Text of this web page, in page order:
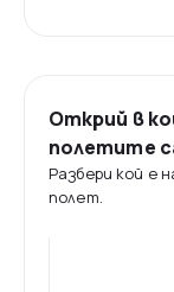
Открий в
полетите
Разбери кой е
полет.